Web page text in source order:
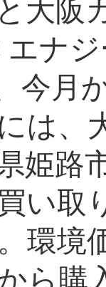
大阪
ナ
今月
は、
姫路
い取
環境
ら購